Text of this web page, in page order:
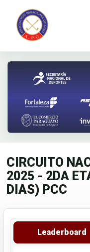
CIRCUITO
2025 - 2DA
DIAS) PCC
Leaderboard